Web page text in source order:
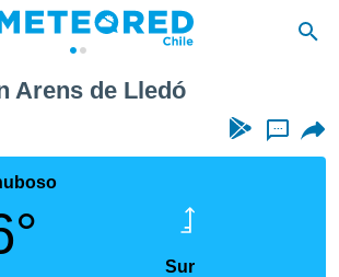
Arens de Lledó
...
Sur